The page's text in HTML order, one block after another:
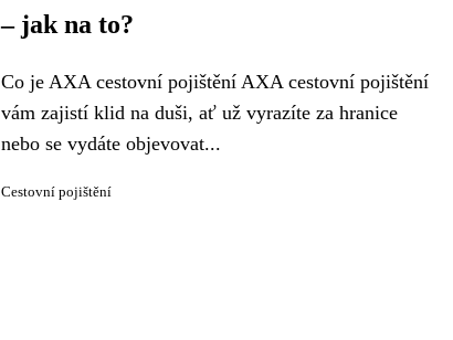
– jak na to?
Co je AXA cestovní pojištění AXA cestovní pojištění
vám zajistí klid na duši, ať už vyrazíte za hranice
nebo se vydáte objevovat...
Cestovní pojištění